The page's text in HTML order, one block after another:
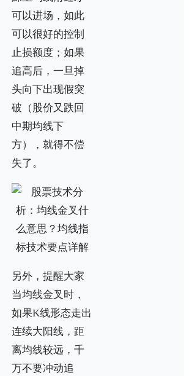
可以进场，如此
可以很好的控制
止损额度；如果
追高后，一旦掉
头向下出现假突
破（股价又跌回
中期均线下
方），就得不偿
失了。
另外，提醒大家
当均线金叉时，
如果K线形态走出
连续大阳线，距
离均线较远，千
万不要冲动追